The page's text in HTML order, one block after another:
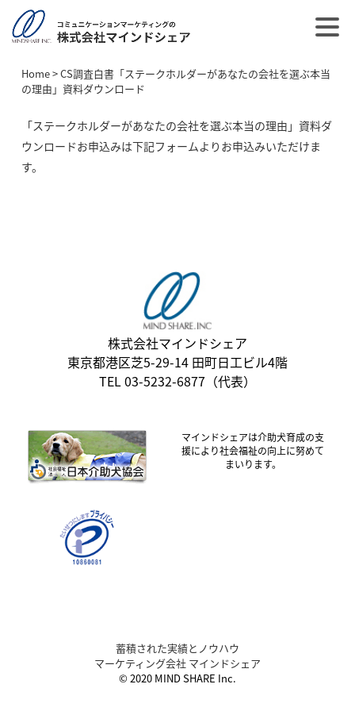
Home>CS調査白書「ステークホルダーがあなたの会社を選ぶ本当
の理由」資料ダウンロード
「ステークホルダーがあなたの会社を選ぶ本当の理由」資料ダ
ウンロードお申込みは下記フォームよりお申込みいただけま
す。
株式会社マインドシェア
東京都港区芝5-29-14 田町日工ビル4階
TEL 03-5232-6877（代表）
マインドシェアは介助犬育成の支
援により社会福祉の向上に努めて
まいります。
蓄積された実績とノウハウ
マーケティング会社 マインドシェア
© 2020 MIND SHARE Inc.